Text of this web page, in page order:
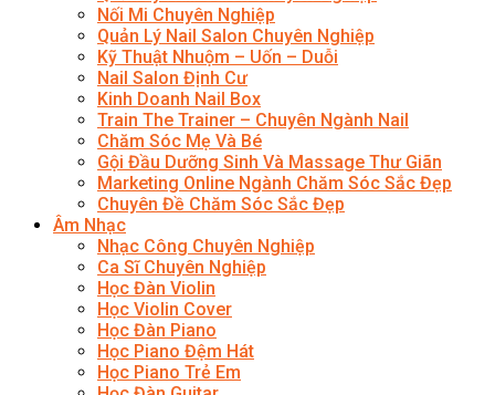
Nối Mi Chuyên Nghiệp
Quản Lý Nail Salon Chuyên Nghiệp
Kỹ Thuật Nhuộm – Uốn – Duỗi
Nail Salon Định Cư
Kinh Doanh Nail Box
Train The Trainer – Chuyên Ngành Nail
Chăm Sóc Mẹ Và Bé
Gội Đầu Dưỡng Sinh Và Massage Thư Giãn
Marketing Online Ngành Chăm Sóc Sắc Đẹp
Chuyên Đề Chăm Sóc Sắc Đẹp
Âm Nhạc
Nhạc Công Chuyên Nghiệp
Ca Sĩ Chuyên Nghiệp
Học Đàn Violin
Học Violin Cover
Học Đàn Piano
Học Piano Đệm Hát
Học Piano Trẻ Em